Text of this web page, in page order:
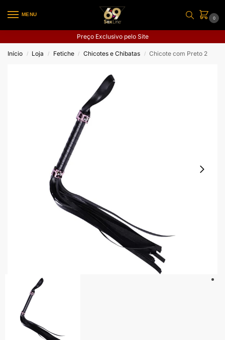
MENU
0
Preço Exclusivo pelo Site
Início / Loja / Fetiche / Chicotes e Chibatas / Chicote com Preto 2